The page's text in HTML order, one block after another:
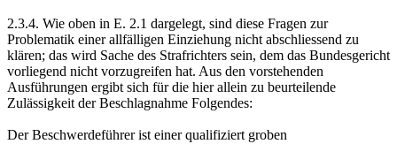
2.3.4. Wie oben in E. 2.1 dargelegt, sind diese Fragen zur
Problematik einer allfälligen Einziehung nicht abschliessend zu
klären; das wird Sache des Strafrichters sein, dem das Bundesgericht
vorliegend nicht vorzugreifen hat. Aus den vorstehenden
Ausführungen ergibt sich für die hier allein zu beurteilende
Zulässigkeit der Beschlagnahme Folgendes:
Der Beschwerdeführer ist einer qualifiziert groben